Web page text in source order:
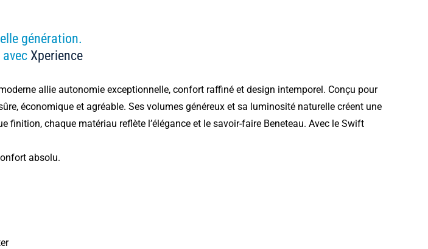
génération.
Xperience
allie autonomie exceptionnelle, confort raffiné et design intemporel. Conçu pour
économique et agréable. Ses volumes généreux et sa luminosité naturelle créent une
chaque matériau reflète l’élégance et le savoir-faire Beneteau. Avec le Swift
absolu.